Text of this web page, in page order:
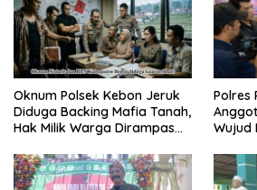
Oknum Polsek Kebon Jeruk
Diduga Backing Mafia Tanah,
Hak Milik Warga Dirampas
Polres
Wujud